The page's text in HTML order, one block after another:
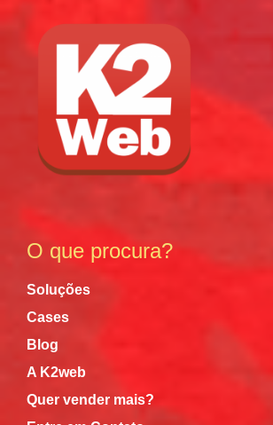
O que procura?
Soluções
Cases
Blog
A K2web
Quer vender mais?